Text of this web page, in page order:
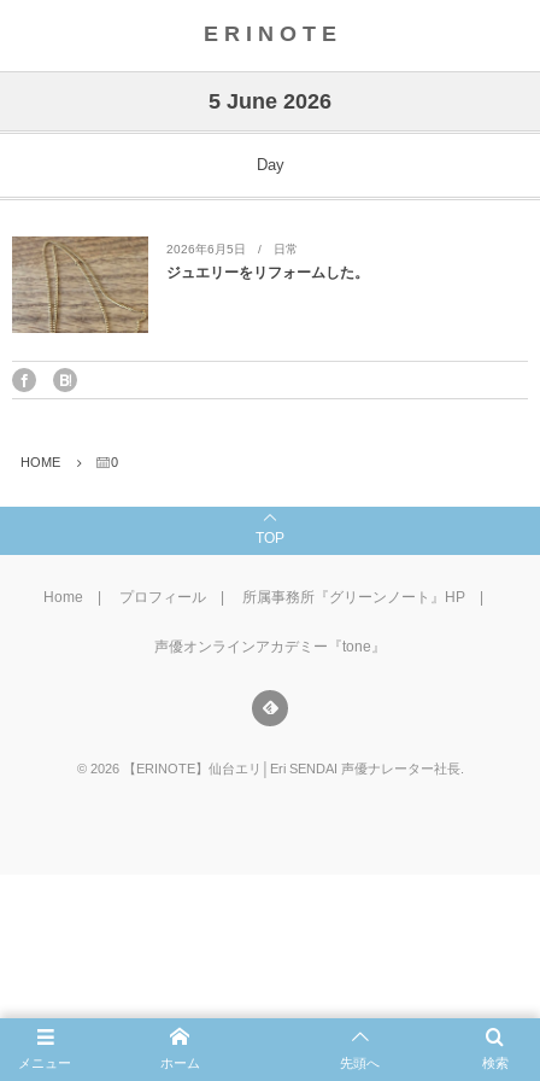
E R I N O T E
5 June 2026
Day
2026年6月5日 日常
ジュエリーをリフォームした。
HOME 0
TOP
Home プロフィール 所属事務所『グリーンノート』HP
声優オンラインアカデミー『tone』
© 2026 【ERINOTE】仙台エリ│Eri SENDAI 声優ナレーター社長.
メニュー 検索
ホーム 先頭へ